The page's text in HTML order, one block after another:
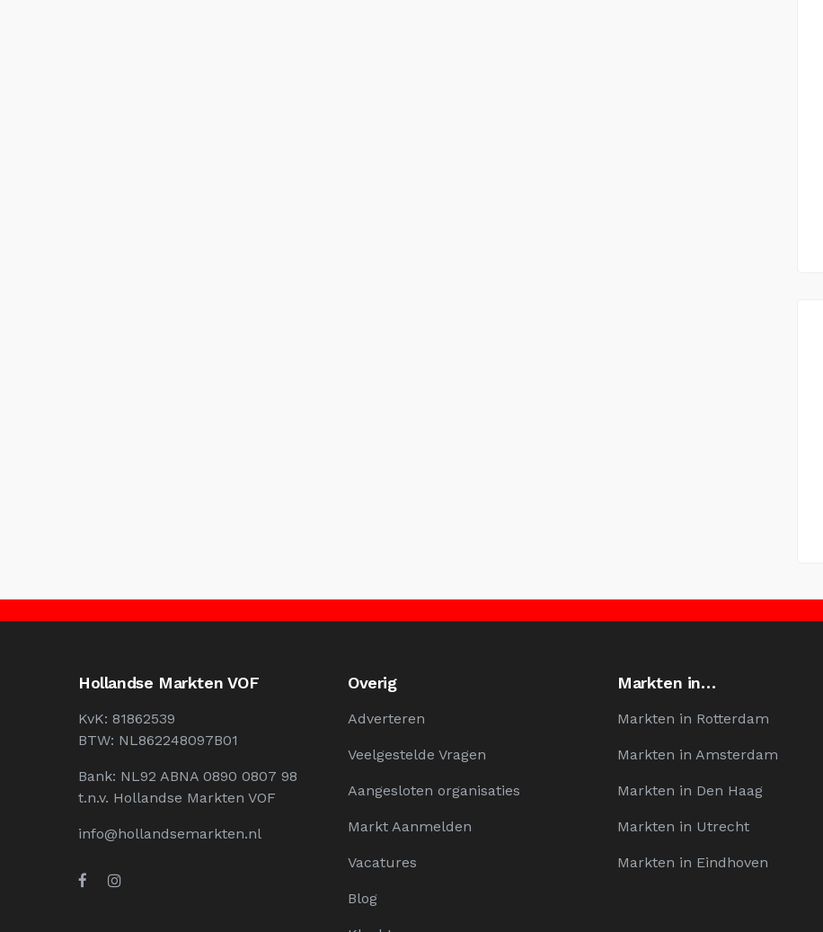
Hollandse Markten VOF
KvK: 81862539
BTW: NL862248097B01
Bank: NL92 ABNA 0890 0807 98
t.n.v. Hollandse Markten VOF
info@hollandsemarkten.nl
Overig
Adverteren
Veelgestelde Vragen
Aangesloten organisaties
Markt Aanmelden
Vacatures
Blog
Markten in…
Markten in Rotterdam
Markten in Amsterdam
Markten in Den Haag
Markten in Utrecht
Markten in Eindhoven